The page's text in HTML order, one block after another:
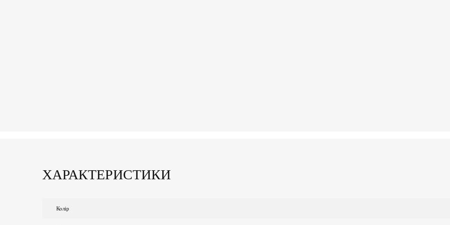
ХАРАКТЕРИСТИКИ
Колір